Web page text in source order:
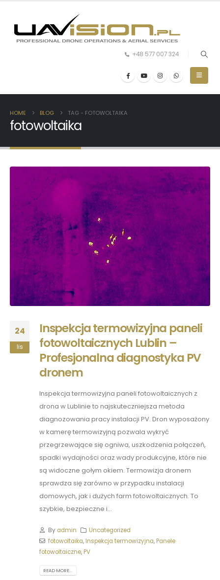
+48 577 007 324
HOME BLOG TAG - FOTOWOLTAIKA
fotowoltaika
24
lis
Inspekcja termowizyjna paneli
fotowoltaicznych Lublin –
Profesjonalna diagnostyka PV
dronem
Inspekcja termowizyjna paneli fotowoltaicznych z
drona w Lublinie to najskuteczniejsza metoda
diagnozowania pracy instalacji PV. Dron wyposażony
w kamerę termowizyjną pozwala wykryć
przegrzewające się ogniwa, uszkodzenia połączeń,
spadki wydajności oraz wady produkcyjne, które nie
są widoczne gołym okiem. Termowizja dronem
sprawdza się zarówno w przypadku instalacji
domowych, jak i dużych farm fotowoltaicznych. To
szybkie, bezpieczne i...
By admin
Uncategorized
fotowoltaika,Inspekcja termowizyjna,Panele
fotowoltaiczne,PV
READ MORE...